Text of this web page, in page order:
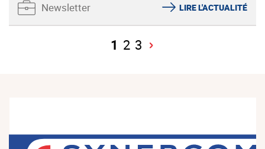
Newsletter LIRE L'ACTUALITÉ
1 2 3